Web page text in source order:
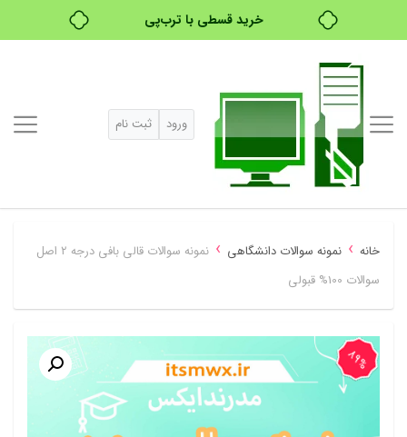
خرید قسطی با ترب‌پی
ورود ثبت نام
خانه › نمونه سوالات دانشگاهی ›
نمونه سوالات قالی بافی درجه ۲ اصل
سوالات 100% قبولی
89%